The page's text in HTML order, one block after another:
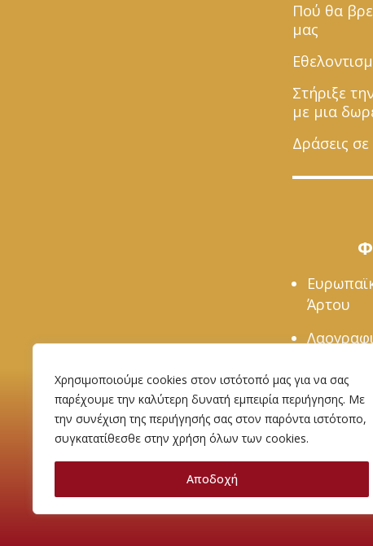
Χρησιμοποιούμε cookies στον ιστότοπό μας για να σας
παρέχουμε την καλύτερη δυνατή εμπειρία περιήγησης. Με
την συνέχιση της περιήγησής σας στον παρόντα ιστότοπο,
συγκατατίθεσθε στην χρήση όλων των cookies.
Αποδοχή
Πού θα
μας
Στήριξε
με μια
Δράσεις
Άρτου
Όροι χρήσης Πολιτική απορρήτου